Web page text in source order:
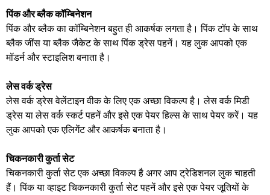
पिंक और ब्लैक कॉम्बिनेशन
पिंक और ब्लैक का कॉम्बिनेशन बहुत ही आकर्षक लगता है। पिंक टॉप के साथ
ब्लैक जींस या ब्लैक जैकेट के साथ पिंक ड्रेस पहनें। यह लुक आपको एक
मॉडर्न और स्टाइलिश बनाता है।
लेस वर्क ड्रेस
लेस वर्क ड्रेस वेलेंटाइन वीक के लिए एक अच्छा विकल्प है। लेस वर्क मिडी
ड्रेस या लेस वर्क स्कर्ट पहनें और इसे एक पेयर हिल्स के साथ पेयर करें। यह
लुक आपको एक एलिगेंट और आकर्षक बनाता है।
चिकनकारी कुर्ता सेट
चिकनकारी कुर्ता सेट एक अच्छा विकल्प है अगर आप ट्रेडिशनल लुक चाहती
हैं। पिंक या व्हाइट चिकनकारी कुर्ता सेट पहनें और इसे एक पेयर जूतियों के